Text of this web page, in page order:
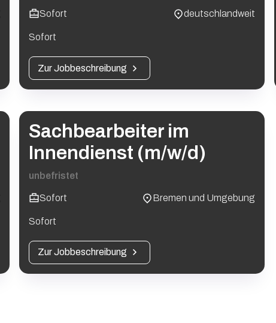
Sofort deutschlandweit
Sofort
Zur Jobbeschreibung
Sachbearbeiter im
Innendienst (m/w/d)
unbefristet
Sofort Bremen und Umgebung
Sofort
Zur Jobbeschreibung